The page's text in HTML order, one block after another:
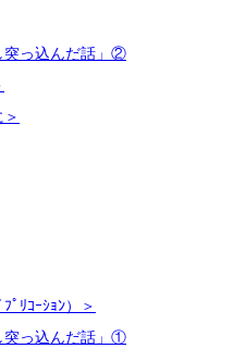
っ込んだ話」②
ﾟﾘｺｰｼｮﾝ）＞
っ込んだ話」①